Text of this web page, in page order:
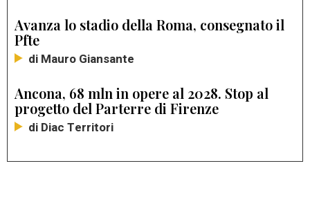
Avanza lo stadio della Roma, consegnato il
Pfte
di Mauro Giansante
Ancona, 68 mln in opere al 2028. Stop al
progetto del Parterre di Firenze
di Diac Territori